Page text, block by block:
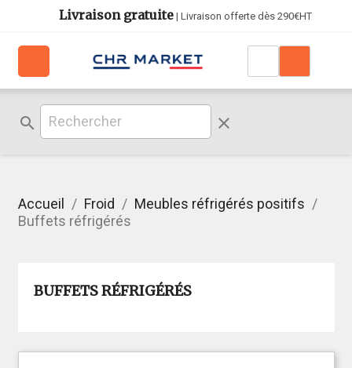
Livraison gratuite| Livraison offerte dès 290€HT
search clear
Accueil Froid
Meubles réfrigérés positifs
Buffets réfrigérés
BUFFETS RÉFRIGÉRÉS